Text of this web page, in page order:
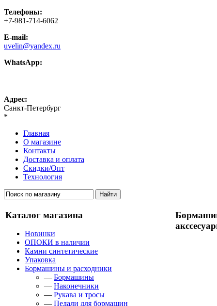
Телефоны:
+7-981-714-6062
E-mail:
uvelin@yandex.ru
WhatsApp:
Адрес:
Санкт-Петербург
*
Главная
О магазине
Контакты
Доставка и оплата
Скидки/Опт
Технология
Каталог магазина
Новинки
ОПОКИ в наличии
Камни синтетические
Упаковка
Бормашины и расходники
— Бормашины
— Наконечники
— Рукава и тросы
— Педали для бормашин